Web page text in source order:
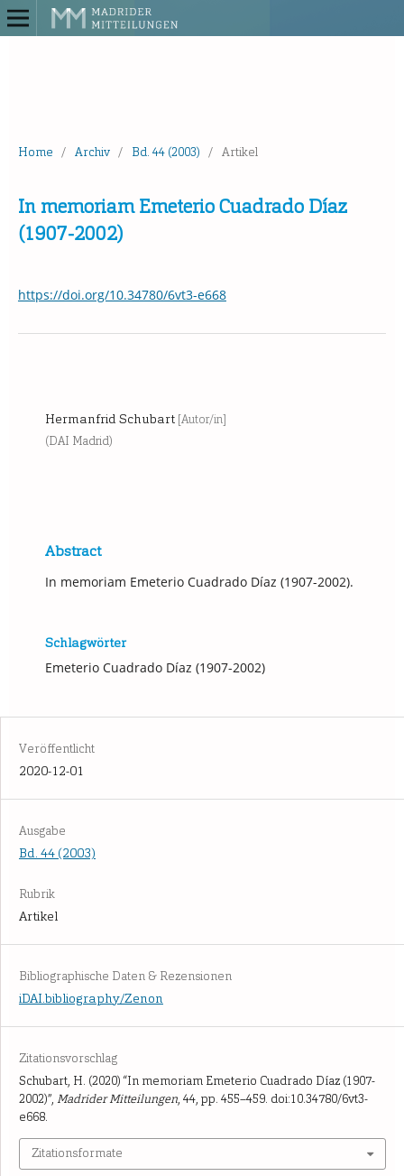
Home / Archiv / Bd. 44 (2003) / Artikel
In memoriam Emeterio Cuadrado Díaz
(1907-2002)
https://doi.org/10.34780/6vt3-e668
Hermanfrid Schubart [Autor/in]
(DAI Madrid)
Abstract
In memoriam Emeterio Cuadrado Díaz (1907-2002).
Schlagwörter
Emeterio Cuadrado Díaz (1907-2002)
Veröffentlicht
2020-12-01
Ausgabe
Bd. 44 (2003)
Rubrik
Artikel
Bibliographische Daten & Rezensionen
iDAI.bibliography/Zenon
Zitationsvorschlag
Schubart, H. (2020) “In memoriam Emeterio Cuadrado Díaz (1907-
2002)”, Madrider Mitteilungen, 44, pp. 455–459. doi:10.34780/6vt3-
e668.
Zitationsformate